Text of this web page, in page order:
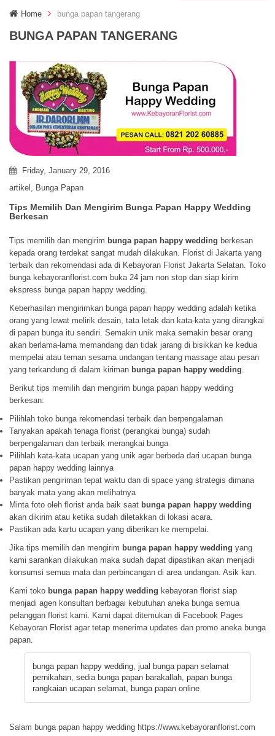
g
v
i
g
i
n
Home bunga papan tangerang
BUNGA PAPAN TANGERANG
Friday, January 29, 2016
artikel , Bunga Papan
Tips Memilih Dan Mengirim Bunga Papan Happy Wedding
Berkesan
Tips memilih dan mengirim bunga papan happy wedding berkesan
kepada orang terdekat sangat mudah dilakukan. Florist di Jakarta yang
terbaik dan rekomendasi ada di Kebayoran Florist Jakarta Selatan. Toko
bunga kebayoranflorist.com buka 24 jam non stop dan siap kirim
ekspress bunga papan happy wedding.
Keberhasilan mengirimkan bunga papan happy wedding adalah ketika
orang yang lewat melirik desain, tata letak dan kata-kata yang dirangkai
di papan bunga itu sendiri. Semakin unik maka semakin besar orang
akan berlama-lama memandang dan tidak jarang di bisikkan ke kedua
mempelai atau teman sesama undangan tentang massage atau pesan
yang terkandung di dalam kiriman bunga papan happy wedding.
Berikut tips memilih dan mengirim bunga papan happy wedding
berkesan:
Pilihlah toko bunga rekomendasi terbaik dan berpengalaman
Tanyakan apakah tenaga florist (perangkai bunga) sudah
berpengalaman dan terbaik merangkai bunga
Pilihlah kata-kata ucapan yang unik agar berbeda dari ucapan bunga
papan happy wedding lainnya
Pastikan pengiriman tepat waktu dan di space yang strategis dimana
banyak mata yang akan melihatnya
Minta foto oleh florist anda baik saat bunga papan happy wedding
akan dikirim atau ketika sudah diletakkan di lokasi acara.
Pastikan ada kartu ucapan yang diberikan ke mempelai.
Jika tips memilih dan mengirim bunga papan happy wedding yang
kami sarankan dilakukan maka sudah dapat dipastikan akan menjadi
konsumsi semua mata dan perbincangan di area undangan. Asik kan.
Kami toko bunga papan happy wedding kebayoran florist siap
menjadi agen konsultan berbagai kebutuhan aneka bunga semua
pelanggan florist kami. Kami dapat ditemukan di Facebook Pages
Kebayoran Florist agar tetap menerima updates dan promo aneka bunga
papan.
bunga papan happy wedding, jual bunga papan selamat
pernikahan, sedia bunga papan barakallah, papan bunga
rangkaian ucapan selamat, bunga papan online
Salam bunga papan happy wedding https://www.kebayoranflorist.com